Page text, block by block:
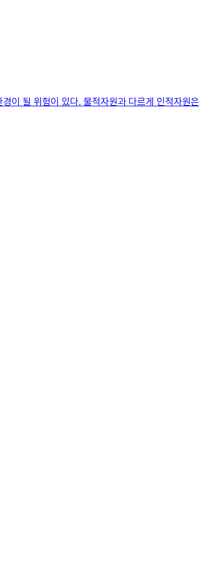
이 될 위험이 있다. 물적자원과 다르게 인적자원은